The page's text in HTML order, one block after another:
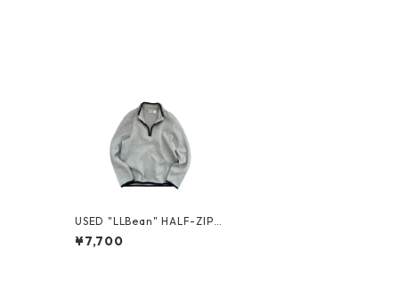
USED "LLBean" HALF-ZIP
PULLOVER
¥7,700